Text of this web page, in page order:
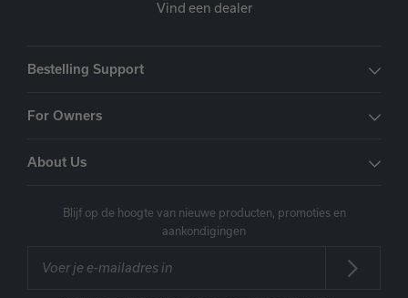
Vind een dealer
Bestelling Support
For Owners
About Us
Blijf op de hoogte van nieuwe producten, promoties en
aankondigingen